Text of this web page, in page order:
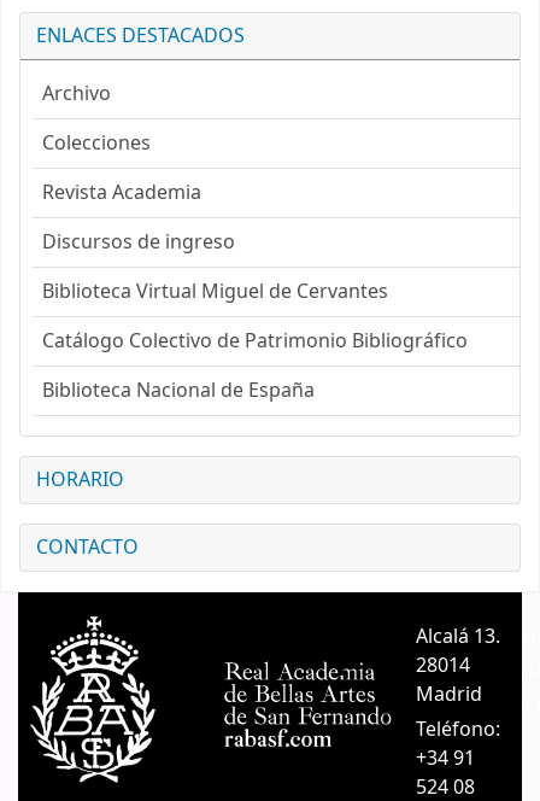
ENLACES DESTACADOS
Archivo
Colecciones
Revista Academia
Discursos de ingreso
Biblioteca Virtual Miguel de Cervantes
Catálogo Colectivo de Patrimonio Bibliográfico
Biblioteca Nacional de España
HORARIO
CONTACTO
Alcalá 13.
28014
Madrid
Teléfono:
+34 91
524 08